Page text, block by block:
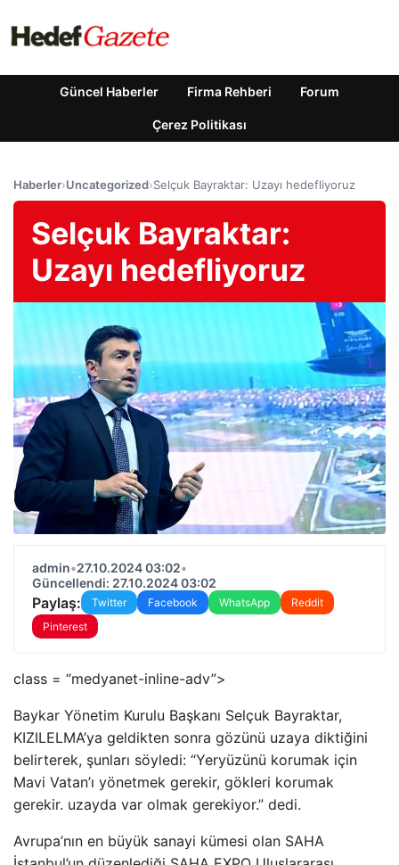
Güncel Haberler Firma Rehberi Forum
Çerez Politikası
Haberler›Uncategorized›Selçuk Bayraktar: Uzayı hedefliyoruz
Selçuk Bayraktar:
Uzayı hedefliyoruz
admin•27.10.2024 03:02•
Güncellendi: 27.10.2024 03:02
Paylaş: Twitter Facebook WhatsApp
Reddit
Pinterest
class = “medyanet-inline-adv”>
Baykar Yönetim Kurulu Başkanı Selçuk Bayraktar,
KIZILELMA’ya geldikten sonra gözünü uzaya diktiğini
belirterek, şunları söyledi: “Yeryüzünü korumak için
Mavi Vatan’ı yönetmek gerekir, gökleri korumak
gerekir. uzayda var olmak gerekiyor.” dedi.
Avrupa’nın en büyük sanayi kümesi olan SAHA